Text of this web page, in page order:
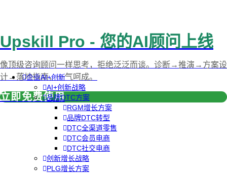
企业AI+创新
AI+创新战略
品牌DTC方案
RGM增长方案
品牌DTC转型
DTC全渠道零售
DTC会员电商
DTC社交电商
创新增长战略
PLG增长方案
Upskill Pro - 您的AI顾问上线
像顶级咨询顾问一样思考，拒绝泛泛而谈。诊断→推演→方案设
计→落地指南，一气呵成。
立即免费使用